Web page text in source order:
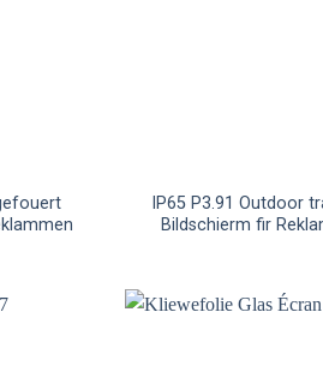
IP65 P3.91 Outdoor
Bildschierm fir